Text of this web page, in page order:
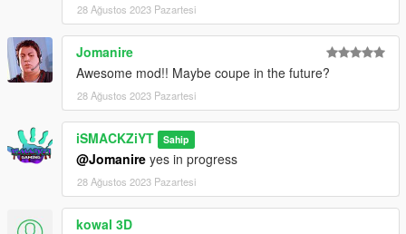
28 Ağustos 2023 Pazartesi
Jomanire
Awesome mod!! Maybe coupe in the future?
28 Ağustos 2023 Pazartesi
iSMACKZiYT Sahip
@Jomanire yes in progress
28 Ağustos 2023 Pazartesi
kowal 3D